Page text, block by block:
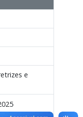
e